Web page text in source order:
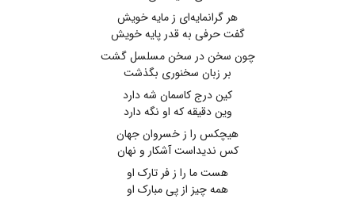
هر گرانمایه‌ای ز مایه خویش
گفت حرفی به قدر پایه خویش
چون سخن در سخن مسلسل گشت
بر زبان سخنوری بگذشت
کین درج کاسمان شه دارد
وین دقیقه که او نگه دارد
هیچکس را ز خسروان جهان
کس ندیداست آشکار و نهان
هست ما را ز فر تارک او
همه چیز از پی مبارک او